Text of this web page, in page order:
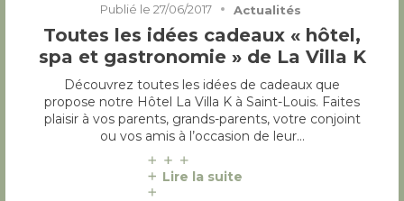
Publié le 27/06/2017 Actualités
Toutes les idées cadeaux « hôtel,
spa et gastronomie » de La Villa K
Découvrez toutes les idées de cadeaux que
propose notre Hôtel La Villa K à Saint-Louis. Faites
plaisir à vos parents, grands-parents, votre conjoint
ou vos amis à l’occasion de leur…
Lire la suite